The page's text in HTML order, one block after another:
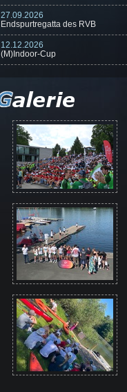
27.09.2026
Endspurtregatta des RVB
12.12.2026
(M)Indoor-Cup